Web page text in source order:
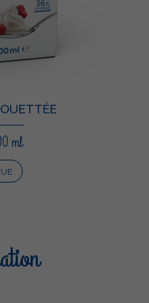
ml